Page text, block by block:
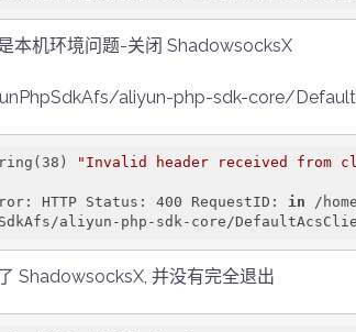
本机环境问题-关闭 ShadowsocksX
aliyun-php-sdk-core/
"Invalid header received from
HTTP Status: 400 RequestID: in /
ShadowsocksX, 并没有完全退出